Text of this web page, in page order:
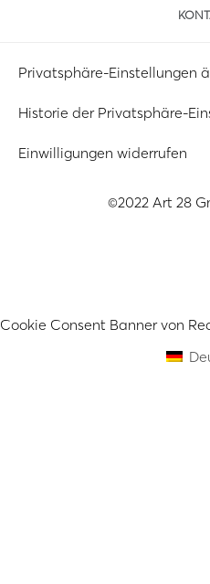
Privatsphäre-Einstellungen
Historie der Privatsphäre-
Einwilligungen widerrufen
©2022 Art 28
Cookie Consent Banner von